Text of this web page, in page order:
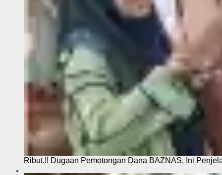
Ribut.!! Dugaan Pemotongan Dana BAZNAS, Ini